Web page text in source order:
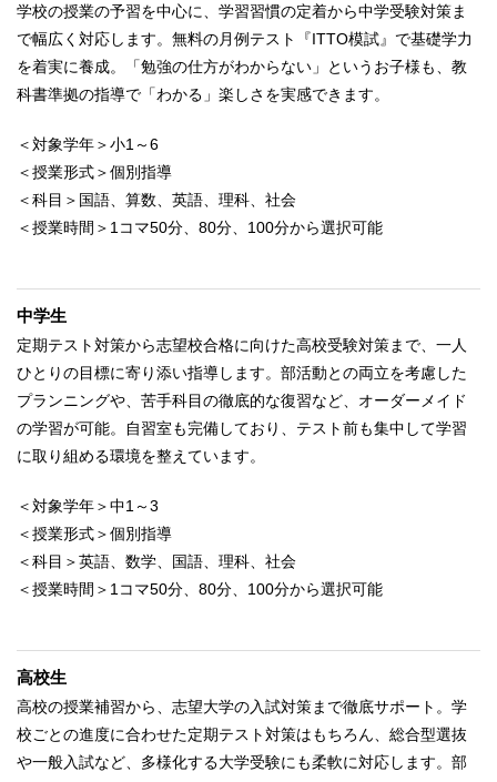
学校の授業の予習を中心に、学習習慣の定着から中学受験対策ま
で幅広く対応します。無料の月例テスト『ITTO模試』で基礎学力
を着実に養成。「勉強の仕方がわからない」というお子様も、教
科書準拠の指導で「わかる」楽しさを実感できます。
＜対象学年＞小1～6
＜授業形式＞個別指導
＜科目＞国語、算数、英語、理科、社会
＜授業時間＞1コマ50分、80分、100分から選択可能
中学生
定期テスト対策から志望校合格に向けた高校受験対策まで、一人
ひとりの目標に寄り添い指導します。部活動との両立を考慮した
プランニングや、苦手科目の徹底的な復習など、オーダーメイド
の学習が可能。自習室も完備しており、テスト前も集中して学習
に取り組める環境を整えています。
＜対象学年＞中1～3
＜授業形式＞個別指導
＜科目＞英語、数学、国語、理科、社会
＜授業時間＞1コマ50分、80分、100分から選択可能
高校生
高校の授業補習から、志望大学の入試対策まで徹底サポート。学
校ごとの進度に合わせた定期テスト対策はもちろん、総合型選抜
や一般入試など、多様化する大学受験にも柔軟に対応します。部